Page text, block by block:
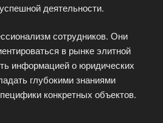
деятельности.
сотрудников. Они
в рынке элитной
информацией о юридических
глубокими знаниями
конкретных объектов.